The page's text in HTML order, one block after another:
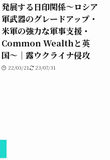
発展する日印関係〜ロシア
軍武器のグレードアップ・
米軍の強力な軍事支援・
Common Wealthと英
国〜｜露ウクライナ侵攻
22/03/21 23/07/31